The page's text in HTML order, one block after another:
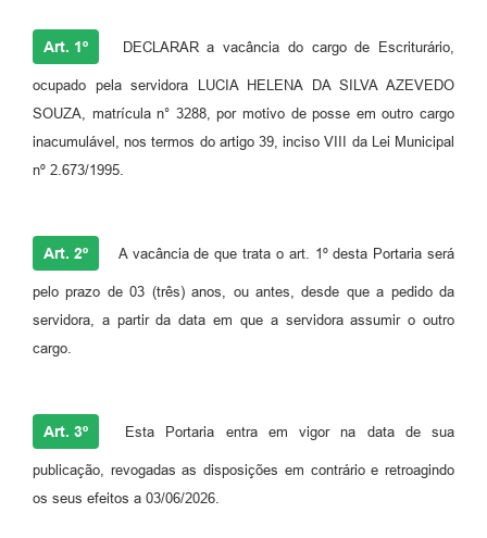
Art. 1º DECLARAR a vacância do cargo de Escriturário,
ocupado pela servidora LUCIA HELENA DA SILVA AZEVEDO
SOUZA, matrícula n° 3288, por motivo de posse em outro cargo
inacumulável, nos termos do artigo 39, inciso VIII da Lei Municipal
nº 2.673/1995.
Art. 2º A vacância de que trata o art. 1º desta Portaria será
pelo prazo de 03 (três) anos, ou antes, desde que a pedido da
servidora, a partir da data em que a servidora assumir o outro
cargo.
Art. 3º Esta Portaria entra em vigor na data de sua
publicação, revogadas as disposições em contrário e retroagindo
os seus efeitos a 03/06/2026.